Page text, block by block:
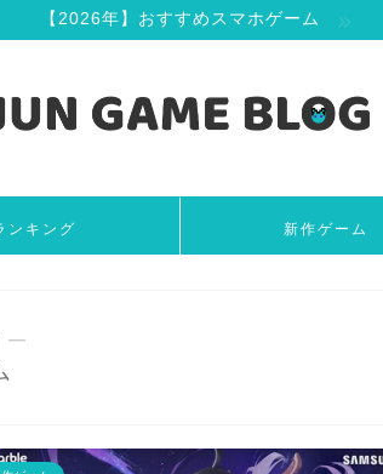
【2026年】おすすめスマホゲーム
ンキング 新作ゲーム
―